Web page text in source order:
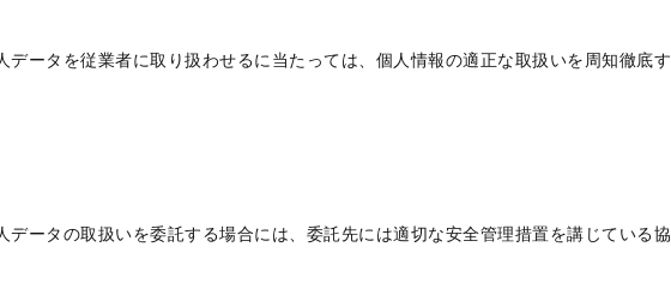
データを従業者に取り扱わせるに当たっては、個人情報の適正な取扱いを周知徹底
データの取扱いを委託する場合には、委託先には適切な安全管理措置を講じている